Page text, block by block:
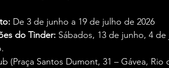
De 3 de junho a 19 de julho de 2026
do Tinder: Sábados, 13 de junho, 4
(Praça Santos Dumont, 31 – Gávea, Rio